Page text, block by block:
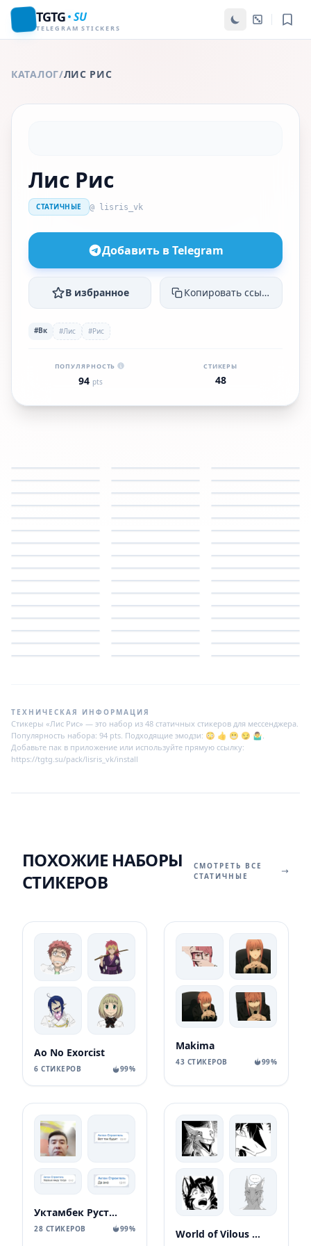
TGTG SU
TELEGRAM STICKERS
КАТАЛОГ/ЛИС РИС
Лис Рис
СТАТИЧНЫЕ @ lisris_vk
Добавить в Telegram
В избранное Копировать ссылку
#Вк #Лис #Рис
ПОПУЛЯРНОСТЬ
94 pts
СТИКЕРЫ
48
ТЕХНИЧЕСКАЯ ИНФОРМАЦИЯ
Стикеры «Лис Рис» — это набор из 48 статичных стикеров для мессенджера.
Популярность набора: 94 pts. Подходящие эмодзи: 😳 👍 😬 😏 🤷‍♂.
Добавьте пак в приложение или используйте прямую ссылку:
https://tgtg.su/pack/lisris_vk/install
ПОХОЖИЕ НАБОРЫ
СТИКЕРОВ
СМОТРЕТЬ ВСЕ
СТАТИЧНЫЕ
Ao No Exorcist
6 СТИКЕРОВ 99%
Makima
43 СТИКЕРОВ 99%
Уктамбек Рустамбекович
28 СТИКЕРОВ 99% World of Vilous [Manga